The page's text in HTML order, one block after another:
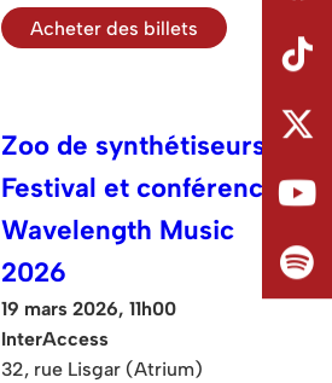
Acheter des billets
Zoo de synthétiseurs :
Festival et conférence
Wavelength Music
2026
19 mars 2026, 11h00
InterAccess
32, rue Lisgar (Atrium)